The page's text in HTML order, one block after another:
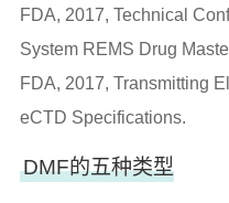
FDA, 2017, Technical
System REMS Drug
FDA, 2017, Transmitting
eCTD Specifications.
DMF的五种类型